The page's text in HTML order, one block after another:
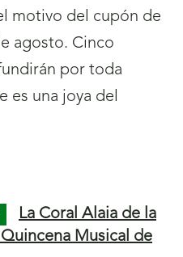
motivo del cupón de
agosto. Cinco
por toda
es una joya del
La Coral Alaia de la
Musical de